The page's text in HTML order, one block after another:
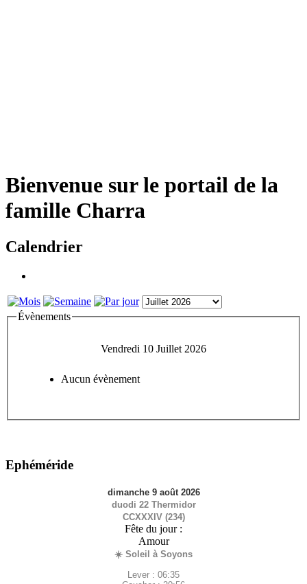
Bienvenue sur le portail de la
famille Charra
Calendrier
Évènements
Vendredi 10 Juillet 2026
Aucun évènement
Ephéméride
dimanche 9 août 2026
duodi 22 Thermidor
CCXXXIV (234)
Fête du jour :
Amour
☀️ Soleil à Soyons
Lever : 06:35